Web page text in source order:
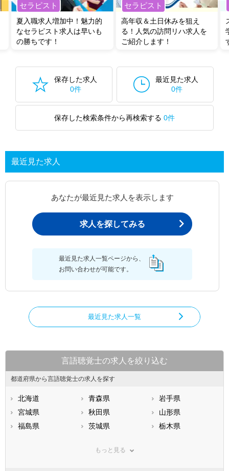
セラピスト
夏入職求人増加中！魅力的
なセラピスト求人は早いも
の勝ちです！
セラピスト
高年収＆土日休みを狙え
る！人気の訪問リハ求人を
ご紹介します！
保存した求人
0件
最近見た求人
0件
保存した検索条件から再検索する 0件
最近見た求人
あなたが最近見た求人を表示します
求人を探してみる
最近見た求人一覧ページから、
お問い合わせが可能です。
最近見た求人一覧
言語聴覚士の求人を絞り込む
都道府県から言語聴覚士の求人を探す
北海道 青森県
岩手県
宮城県
秋田県
山形県
福島県
茨城県
栃木県
神奈川県
もっと見る